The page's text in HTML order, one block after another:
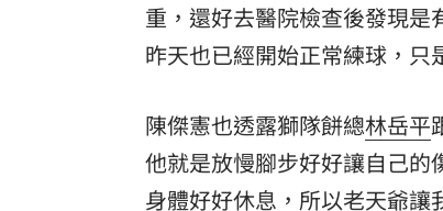
重，還好去醫院檢查後發現是
昨天也已經開始正常練球，只
陳傑憲也透露獅隊餅總林岳平
他就是放慢腳步好好讓自己
身體好好休息，所以老天爺